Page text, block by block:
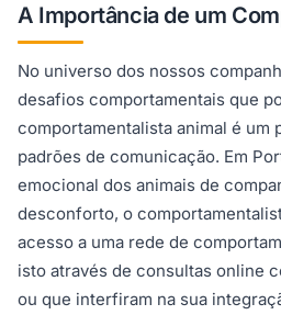
A Importância de um
No universo dos nossos
desafios comportamentais que
comportamentalista animal é
padrões de comunicação. Em
emocional dos animais de
desconforto, o
acesso a uma rede de
isto através de consultas online
ou que interfiram na sua